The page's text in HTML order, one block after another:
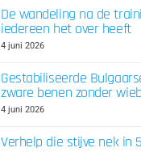
De wandeling na de
iedereen het over heeft
4 juni 2026
Gestabiliseerde
zware benen zonder
4 juni 2026
Verhelp die stijve nek in